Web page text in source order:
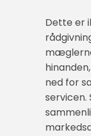
Dette er
ned for
servicen.